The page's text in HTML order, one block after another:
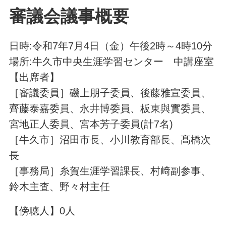
審議会議事概要
日時:令和7年7月4日（金）午後2時～4時10分
場所:牛久市中央生涯学習センター 中講座室
【出席者】
［審議委員］磯上朋子委員、後藤雅宣委員、
齊藤泰嘉委員、永井博委員、板東與實委員、
宮地正人委員、宮本芳子委員(計7名)
［牛久市］沼田市長、小川教育部長、髙橋次
長
［事務局］糸賀生涯学習課長、村﨑副参事、
鈴木主査、野々村主任
【傍聴人】0人